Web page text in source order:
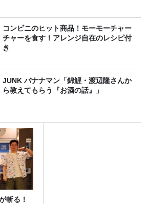
コンビニのヒット商品！モーモーチャー
チャーを食す！アレンジ自在のレシピ付
き
JUNK バナナマン「錦鯉・渡辺隆さんか
ら教えてもらう『お酒の話』」
斬る！